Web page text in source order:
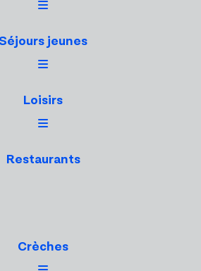
Séjours jeunes
Loisirs
Restaurants
Crèches